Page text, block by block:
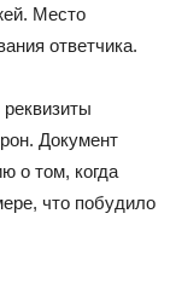
Место
ответчика.
Документ
о том, когда
что побудило